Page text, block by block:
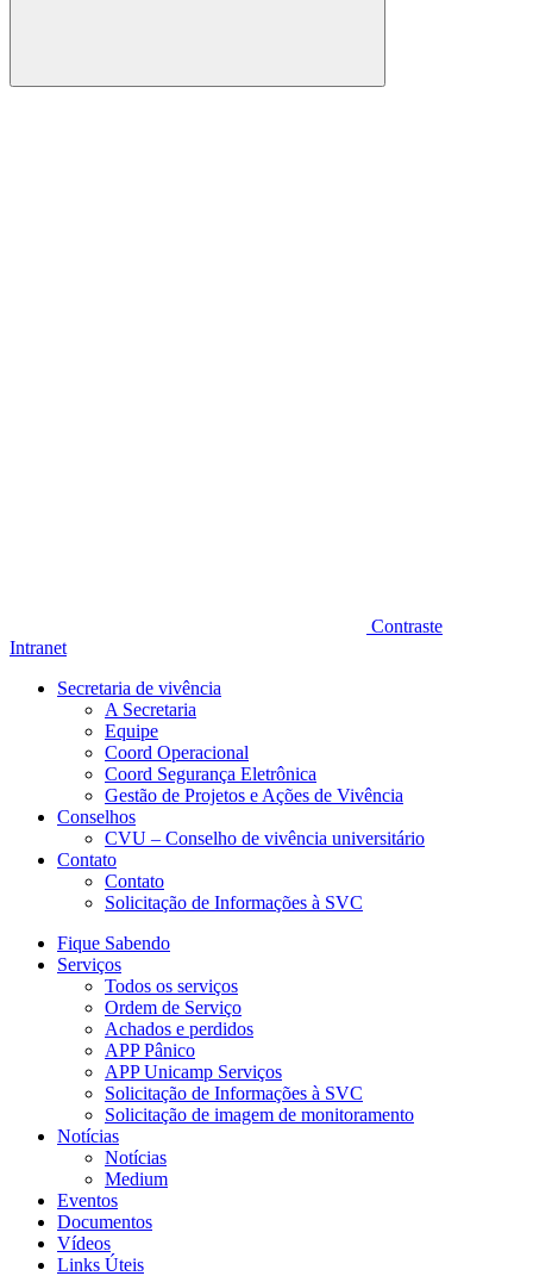
Buscar
Contraste
Intranet
Secretaria de vivência
A Secretaria
Equipe
Coord Operacional
Coord Segurança Eletrônica
Gestão de Projetos e Ações de Vivência
Conselhos
CVU – Conselho de vivência universitário
Contato
Contato
Solicitação de Informações à SVC
Fique Sabendo
Serviços
Todos os serviços
Ordem de Serviço
Achados e perdidos
APP Pânico
APP Unicamp Serviços
Solicitação de Informações à SVC
Solicitação de imagem de monitoramento
Notícias
Notícias
Medium
Eventos
Documentos
Vídeos
Links Úteis